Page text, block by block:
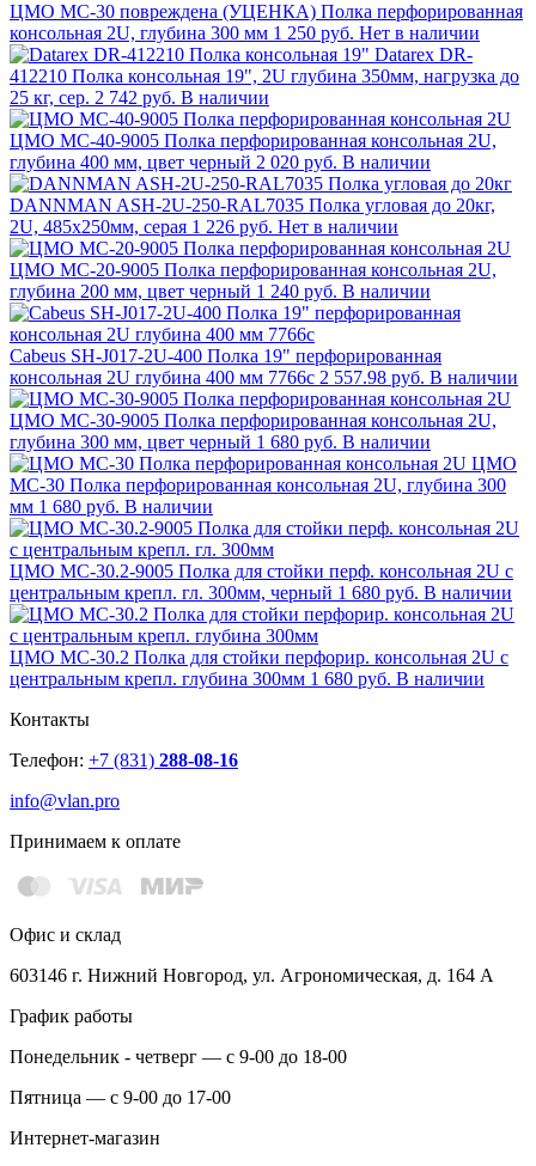
ЦМО МС-30 повреждена (УЦЕНКА) Полка перфорированная
консольная 2U, глубина 300 мм 1 250 руб. Нет в наличии
Datarex DR-
412210 Полка консольная 19", 2U глубина 350мм, нагрузка до
25 кг, сер. 2 742 руб. В наличии
ЦМО МС-40-9005 Полка перфорированная консольная 2U,
глубина 400 мм, цвет черный 2 020 руб. В наличии
DANNMAN ASH-2U-250-RAL7035 Полка угловая до 20кг,
2U, 485х250мм, серая 1 226 руб. Нет в наличии
ЦМО МС-20-9005 Полка перфорированная консольная 2U,
глубина 200 мм, цвет черный 1 240 руб. В наличии
Cabeus SH-J017-2U-400 Полка 19" перфорированная
консольная 2U глубина 400 мм 7766c 2 557.98 руб. В наличии
ЦМО МС-30-9005 Полка перфорированная консольная 2U,
глубина 300 мм, цвет черный 1 680 руб. В наличии
ЦМО
МС-30 Полка перфорированная консольная 2U, глубина 300
мм 1 680 руб. В наличии
ЦМО МС-30.2-9005 Полка для стойки перф. консольная 2U с
центральным крепл. гл. 300мм, черный 1 680 руб. В наличии
ЦМО МС-30.2 Полка для стойки перфорир. консольная 2U с
центральным крепл. глубина 300мм 1 680 руб. В наличии
Контакты
Телефон: +7 (831) 288-08-16
info@vlan.pro
Принимаем к оплате
Офис и склад
603146 г. Нижний Новгород, ул. Агрономическая, д. 164 А
График работы
Понедельник - четверг — с 9-00 до 18-00
Пятница — с 9-00 до 17-00
Интернет-магазин